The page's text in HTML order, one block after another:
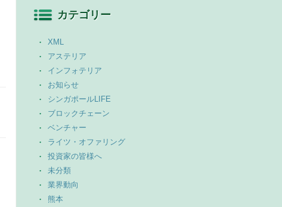
カテゴリー
XML
アステリア
インフォテリア
お知らせ
シンガポールLIFE
ブロックチェーン
ベンチャー
ライツ・オファリング
投資家の皆様へ
未分類
業界動向
熊本